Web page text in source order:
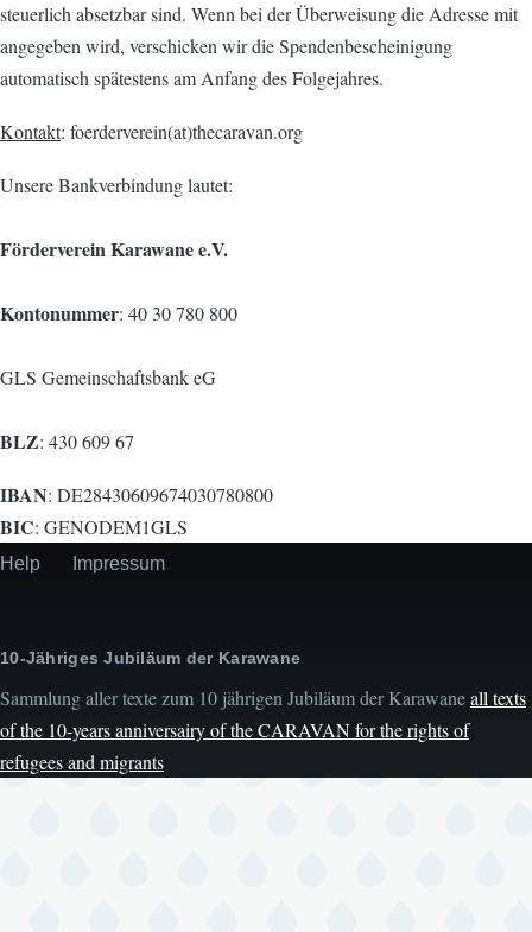
steuerlich absetzbar sind. Wenn bei der Überweisung die Adresse mit
angegeben wird, verschicken wir die Spendenbescheinigung
automatisch spätestens am Anfang des Folgejahres.
Kontakt: foerderverein(at)thecaravan.org
Unsere Bankverbindung lautet:
Förderverein Karawane e.V.
Kontonummer: 40 30 780 800
GLS Gemeinschaftsbank eG
BLZ: 430 609 67
IBAN: DE28430609674030780800
BIC: GENODEM1GLS
Secondary
Help Impressum
10-Jähriges Jubiläum der Karawane
Sammlung aller texte zum 10 jährigen Jubiläum der Karawaneall texts
of the 10-years anniversairy of the CARAVAN for the rights of
refugees and migrants